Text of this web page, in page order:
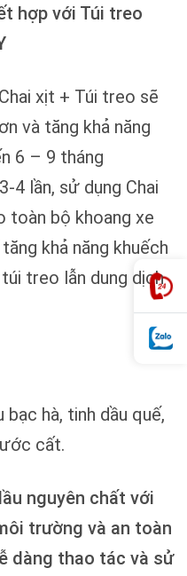
hợp với Túi treo
xịt + Túi treo sẽ
và tăng khả năng
6 – 9 tháng
4 lần, sử dụng Chai
toàn bộ khoang xe
khả năng khuếch
treo lẫn dung dịch
bạc hà, tinh dầu quế,
cất.
nguyên chất với
trường và an toàn
dàng thao tác và sử